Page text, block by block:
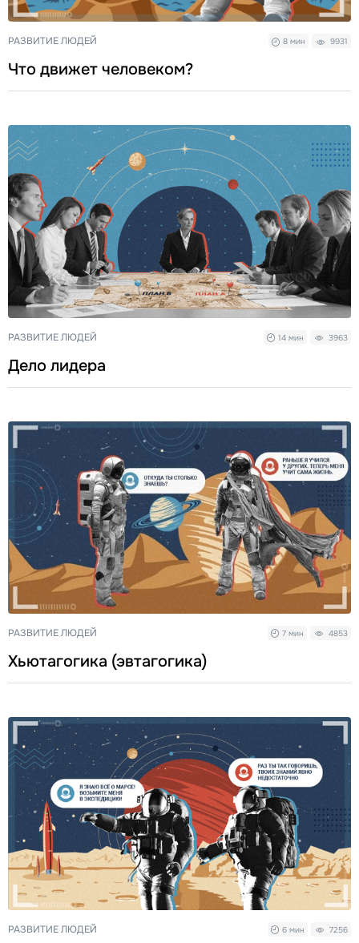
РАЗВИТИЕ ЛЮДЕЙ 8 мин 9931
Что движет человеком?
РАЗВИТИЕ ЛЮДЕЙ 14 мин 3963
Дело лидера
РАЗВИТИЕ ЛЮДЕЙ 7 мин 4853
Хьютагогика (эвтагогика)
РАЗВИТИЕ ЛЮДЕЙ 6 мин 7256